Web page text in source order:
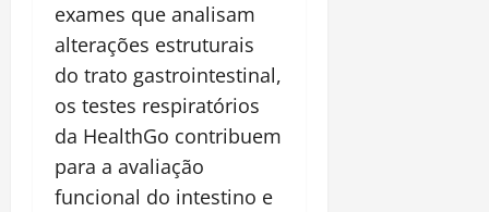
exames que analisam
alterações estruturais
do trato gastrointestinal,
os testes respiratórios
da HealthGo contribuem
para a avaliação
funcional do intestino e